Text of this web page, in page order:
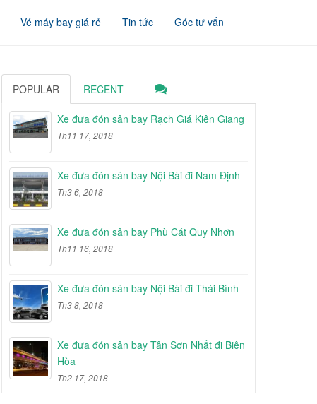
Vé máy bay giá rẻ Tin tức Góc tư vấn
POPULAR RECENT
Xe đưa đón sân bay Rạch Giá Kiên Giang
Th11 17, 2018
Xe đưa đón sân bay Nội Bài đi Nam Định
Th3 6, 2018
Xe đưa đón sân bay Phù Cát Quy Nhơn
Th11 16, 2018
Xe đưa đón sân bay Nội Bài đi Thái Bình
Th3 8, 2018
Xe đưa đón sân bay Tân Sơn Nhất đi Biên
Hòa
Th2 17, 2018